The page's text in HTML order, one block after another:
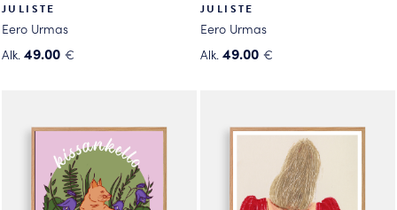
JULISTE
Eero Urmas
Alk. 49.00 €
useampi
muunnelma.
JULISTE
Eero Urmas
Alk. 49.00 €
useampi